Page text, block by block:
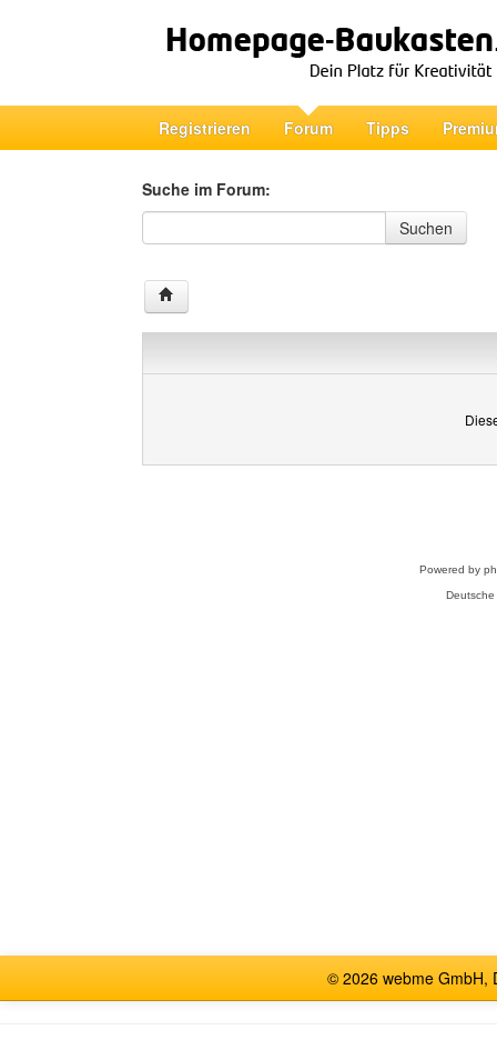
Registrieren Forum Tipps
Suche im Forum:
Suche im Forum
Suchen
Powered by
© 2026 webme GmbH,